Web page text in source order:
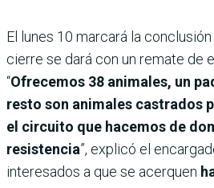
El lunes 10 marcará la
cierre se dará con un remate de
“Ofrecemos 38 animales, un
resto son animales castrados
el circuito que hacemos de
resistencia”, explicó el
interesados a que se acerquen